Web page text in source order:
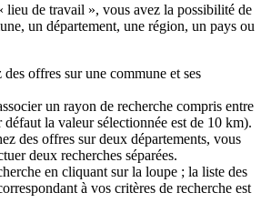
lieu de travail », vous avez la possibilité de
un département, une région, un pays ou
des offres sur une commune et ses
un rayon de recherche compris entre
la valeur sélectionnée est de 10 km).
des offres sur deux départements, vous
deux recherches séparées.
en cliquant sur la loupe ; la liste des
à vos critères de recherche est